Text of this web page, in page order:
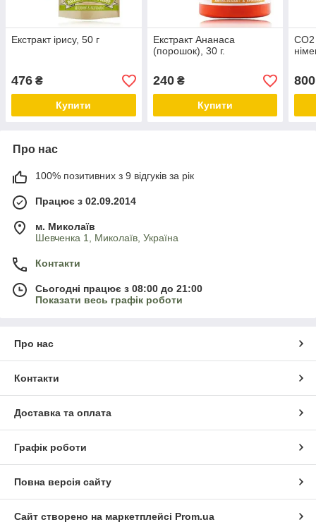
Екстракт ірису, 50 г
476 ₴
Купити
Екстракт Ананаса
(порошок), 30 г.
240₴
Купити
СО2
800
Про нас
100% позитивних з 9 відгуків за рік
Працює з 02.09.2014
м. Миколаїв
Шевченка 1, Миколаїв, Україна
Контакти
Сьогодні працює з 08:00 до 21:00
Показати весь графік роботи
Про нас
Контакти
Доставка та оплата
Графік роботи
Повна версія сайту
Сайт створено на маркетплейсі Prom.ua